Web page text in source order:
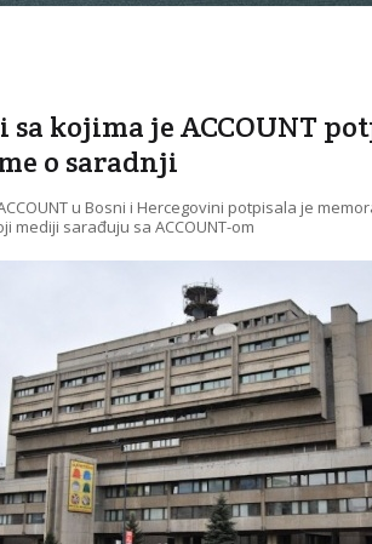
sa kojima je ACCOUNT
o saradnji
u Bosni i Hercegovini potpisala je
mediji sarađuju sa ACCOUNT-om